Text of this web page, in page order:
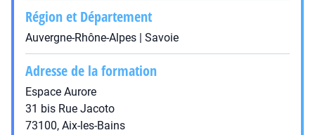
Région et Département
Auvergne-Rhône-Alpes | Savoie
Adresse de la formation
Espace Aurore
31 bis Rue Jacoto
73100, Aix-les-Bains